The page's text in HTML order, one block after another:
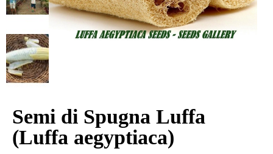
Semi di Spugna Luffa
(Luffa aegyptiaca)